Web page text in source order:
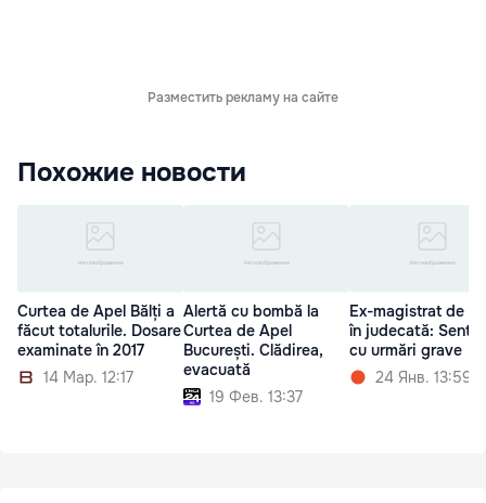
Разместить рекламу на сайте
Похожие новости
Curtea de Apel Bălți a
făcut totalurile. Dosare
examinate în 2017
14 Мар. 12:17
Alertă cu bombă la
Curtea de Apel
București. Clădirea,
evacuată
19 Фев. 13:37
Ex-magistrat de la
în judecată:
cu urmări grave
24 Янв. 13:59